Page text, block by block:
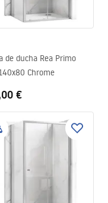
de ducha Rea Primo
Chrome
€